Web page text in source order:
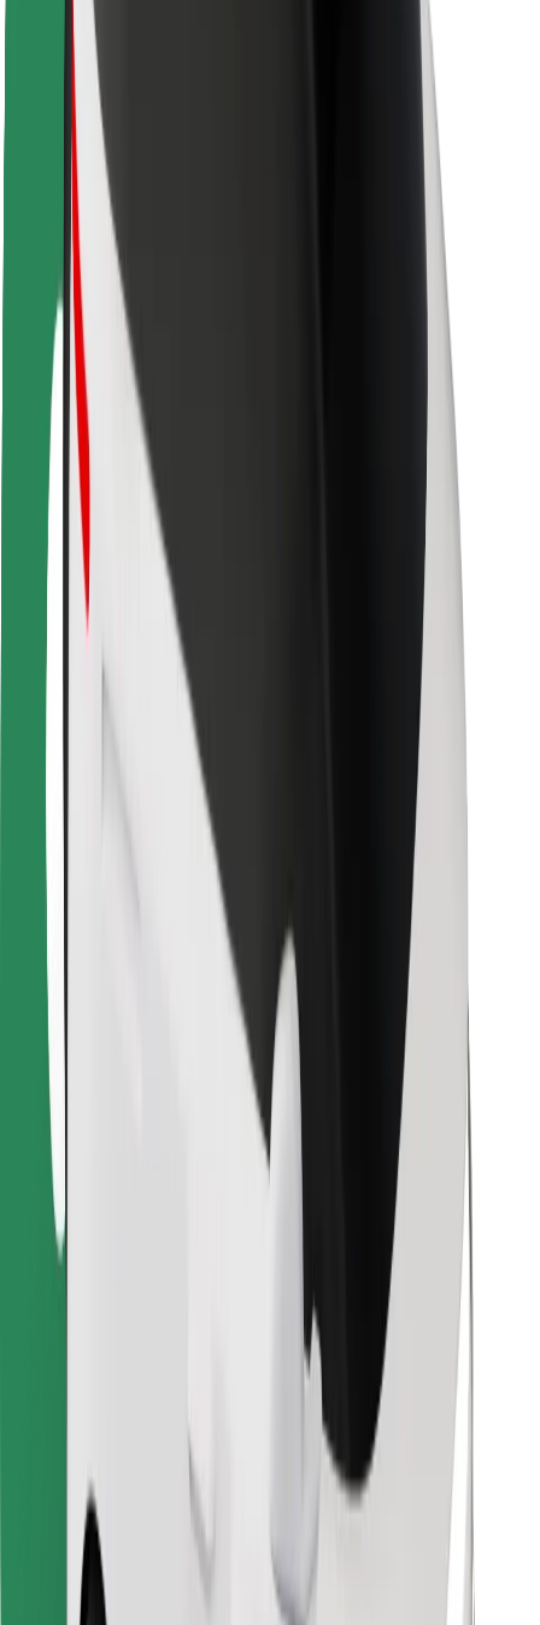
Sigurnosni laboratorij
Gradovi
Lokacije
Gradska rješenja
Zračne luke
Bolt stanice za punjenje
Podrška
Za korisnike
Za vozače
Za dostavljače
Bolt Food
Za vlasnike flota
Za restorane
Bolt for Business
Uvjeti i odredbe
Zatraži vožnju i putuj kroz nekoliko minuta!
Preuzmi aplikaciju Bolt
Pronađi svoje najdraže jelo!
Preuzmi aplikaciju Bolt Food